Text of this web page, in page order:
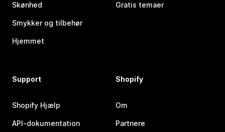
Skønhed
Smykker og tilbehør
Hjemmet
Gratis temaer
Support
Shopify Hjælp
API-dokumentation
Shopify
Om
Partnere